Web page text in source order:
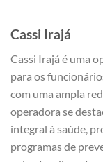
Cassi Irajá
Cassi Irajá é uma
para os
com uma ampla
operadora se
integral à saúde,
programas de